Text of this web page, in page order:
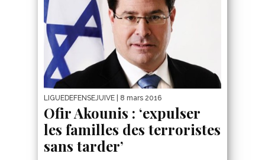
LIGUEDEFENSEJUIVE | 8 mars 2016
Ofir Akounis : ‘expulser
les familles des terroristes
sans tarder’